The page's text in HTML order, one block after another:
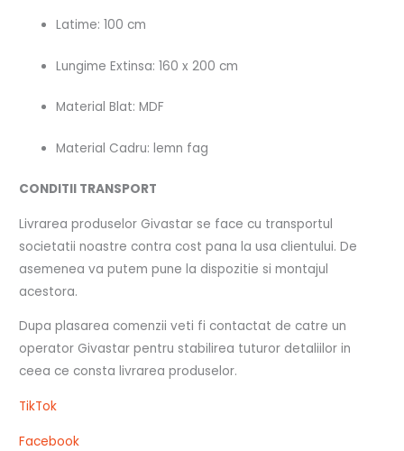
Latime: 100 cm
Lungime Extinsa: 160 x 200 cm
Material Blat: MDF
Material Cadru: lemn fag
CONDITII TRANSPORT
Livrarea produselor Givastar se face cu transportul
societatii noastre contra cost pana la usa clientului. De
asemenea va putem pune la dispozitie si montajul
acestora.
Dupa plasarea comenzii veti fi contactat de catre un
operator Givastar pentru stabilirea tuturor detaliilor in
ceea ce consta livrarea produselor.
TikTok
Facebook